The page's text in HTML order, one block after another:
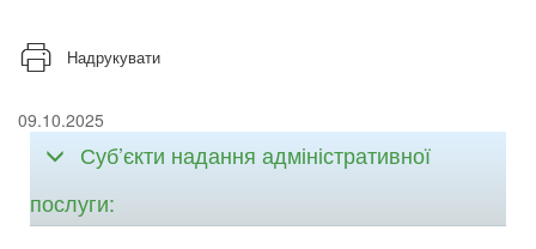
Надрукувати
09.10.2025
Суб’єкти надання адміністративної
послуги: